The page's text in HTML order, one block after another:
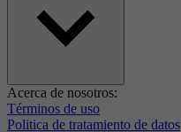
Acerca de nosotros:
Términos de uso
Politica de tratamiento de datos